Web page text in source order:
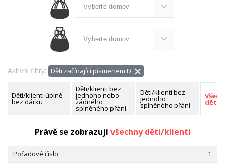
Aktivní filtry: Děti začínající písmenem D
Děti/klienti úplně
bez dárku
Děti/klienti bez
jednoho nebo
žádného
splněného přání
Děti/klienti bez
jednoho
splněného přání děti/
Právě se zobrazujívšechny děti/klienti
1